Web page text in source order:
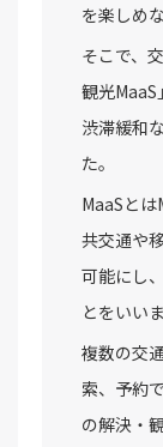
を楽しめ
そこで、
観光
渋滞緩和
た。
MaaSと
共交通や
可能にし
とをいいま
複数の交
索、予約
の解決・